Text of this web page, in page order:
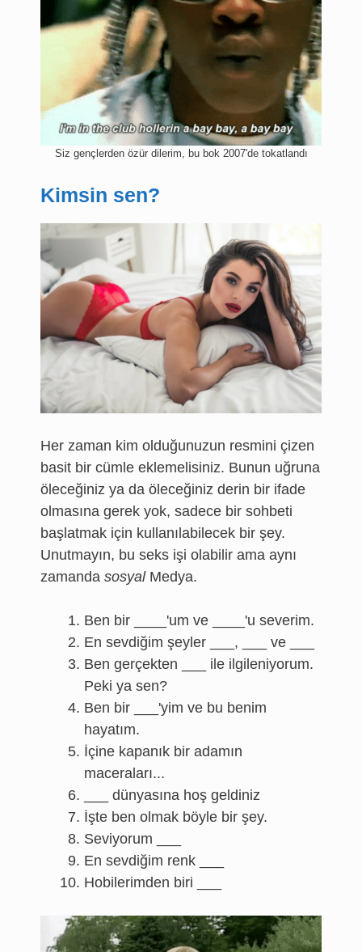
Siz gençlerden özür dilerim, bu bok 2007'de tokatlandı
Kimsin sen?
Her zaman kim olduğunuzun resmini çizen
basit bir cümle eklemelisiniz. Bunun uğruna
öleceğiniz ya da öleceğiniz derin bir ifade
olmasına gerek yok, sadece bir sohbeti
başlatmak için kullanılabilecek bir şey.
Unutmayın, bu seks işi olabilir ama aynı
zamanda sosyalMedya.
Ben bir ____'um ve ____'u severim.
En sevdiğim şeyler ___, ___ ve ___
Ben gerçekten ___ ile ilgileniyorum.
Peki ya sen?
Ben bir ___'yim ve bu benim
hayatım.
İçine kapanık bir adamın
maceraları...
___ dünyasına hoş geldiniz
İşte ben olmak böyle bir şey.
Seviyorum ___
En sevdiğim renk ___
Hobilerimden biri ___